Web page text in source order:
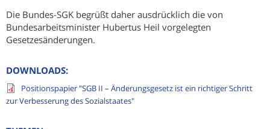
Die Bundes-SGK begrüßt daher ausdrücklich die von
Bundesarbeitsminister Hubertus Heil vorgelegten
Gesetzesänderungen.
DOWNLOADS:
Positionspapier "SGB II – Änderungsgesetz ist ein richtiger Schritt
zur Verbesserung des Sozialstaates"